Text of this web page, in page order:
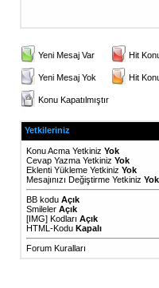
Yeni Mesaj Var Hit
Yeni Mesaj Yok Hit
Konu Kapatılmıştır
Yetkileriniz
Konu Acma Yetkiniz Yok
Cevap Yazma Yetkiniz Yok
Eklenti Yükleme Yetkiniz Yok
Mesajınızı Değiştirme Yetkiniz Yok
BB kodu Açık
Smileler Açık
[IMG] Kodları Açık
HTML-Kodu Kapalı
Forum Kuralları